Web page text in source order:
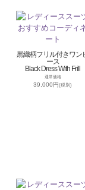
黒織柄フリル付きワン
ース
Black Dress With Frill
通常価格
39,000円(税別)